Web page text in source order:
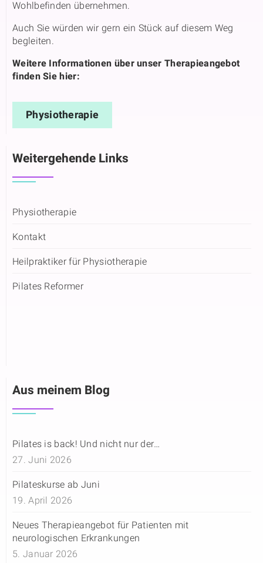
Wohlbefinden übernehmen.
Auch Sie würden wir gern ein Stück auf diesem Weg
begleiten.
Weitere Informationen über unser Therapieangebot
finden Sie hier:
Physiotherapie
Weitergehende Links
Physiotherapie
Kontakt
Heilpraktiker für Physiotherapie
Pilates Reformer
Aus meinem Blog
Pilates is back! Und nicht nur der…
27. Juni 2026
Pilateskurse ab Juni
19. April 2026
Neues Therapieangebot für Patienten mit
neurologischen Erkrankungen
5. Januar 2026